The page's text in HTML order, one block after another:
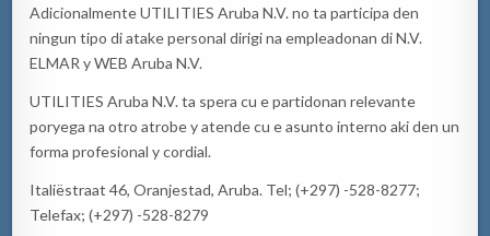
AdicionalmenteUTILITIES Aruba N.V. no taparticipa den
ningun tipo diatakepersonaldirigina empleadonan di N.V.
ELMAR y WEB Aruba N.V.
UTILITIES Aruba N.V. ta spera cu epartidonan relevante
poryega na otro atrobeyatendecu easunto interno akiden un
formaprofesional y cordial.
Italiëstraat 46, Oranjestad, Aruba. Tel; (+297) -528-8277;
Telefax; (+297) -528-8279